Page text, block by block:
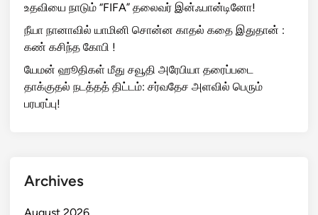
உதவியை நாடும் “FIFA” தலைவர் இன்ஃபான்டினோ!
நீயா நானாவில் யாமினி சொன்ன காதல் கதை இதுதான் :
கண் கசிந்த கோபி !
யேமன் ஹூதிகள் மீது சவூதி அரேபியா தரைப்படை
தாக்குதல் நடத்தத் திட்டம்: சர்வதேச அளவில் பெரும்
பரபரப்பு!
Archives